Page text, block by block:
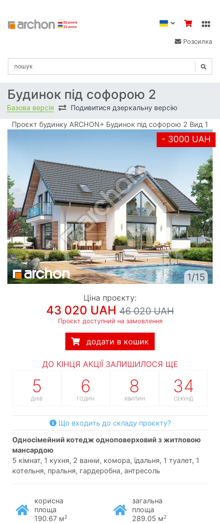
Розсилка
Будинок під софорою 2
Базова версія Подивитися дзеркальну версію
Проєкт будинку ARCHON+ Будинок під софорою 2 Вид 1
- 3000 UAH
1/15
Ціна проєкту:
43 020 UAH 46 020 UAH
Проєкт доступний на замовлення
додати в кошик
ДО КІНЦЯ АКЦІЇ ЗАЛИШИЛОСЯ ЩЕ
5
ДНІВ
6
ГОДИН
8
ХВИЛИН
34
СЕКУНД
Що входить до складу проєкту?
односімейний котедж одноповерховий з житловою
мансардою
5 кімнат, 1 кухня, 2 ванни, комора, їдальня, 1 туалет, 1
котельня, пральня, гардеробна, антресоль
корисна
площа
190.67 м2
загальна
площа
289.05 м2